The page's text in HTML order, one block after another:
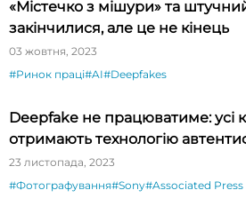
«Містечко з мішури» та
закінчилися, але це не кінець
03 жовтня, 2023
#Ринок праці#AI#Deepfakes
Deepfake не працюватиме: усі
отримають технологію
23 листопада, 2023
#Фотографування#Sony#Associated Press